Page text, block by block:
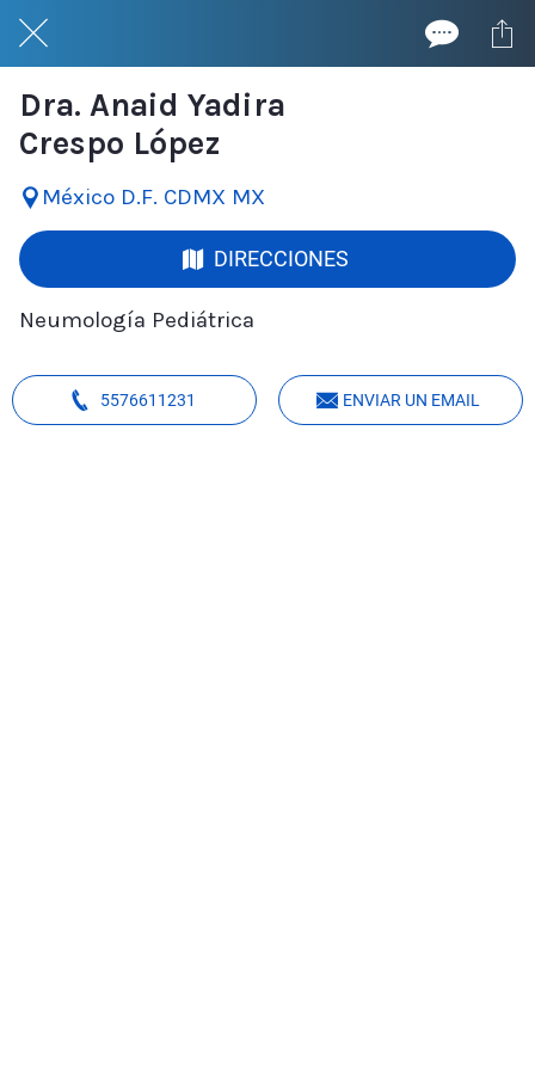
Dra. Anaid Yadira
Crespo López
México D.F. CDMX MX
DIRECCIONES
Neumología Pediátrica
5576611231 ENVIAR UN EMAIL